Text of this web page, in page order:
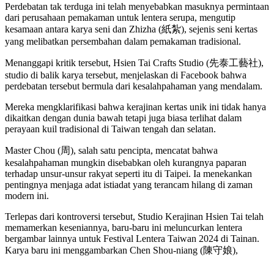
Perdebatan tak terduga ini telah menyebabkan masuknya permintaan
dari perusahaan pemakaman untuk lentera serupa, mengutip
kesamaan antara karya seni dan Zhizha (紙紮), sejenis seni kertas
yang melibatkan persembahan dalam pemakaman tradisional.
Menanggapi kritik tersebut, Hsien Tai Crafts Studio (先泰工藝社),
studio di balik karya tersebut, menjelaskan di Facebook bahwa
perdebatan tersebut bermula dari kesalahpahaman yang mendalam.
Mereka mengklarifikasi bahwa kerajinan kertas unik ini tidak hanya
dikaitkan dengan dunia bawah tetapi juga biasa terlihat dalam
perayaan kuil tradisional di Taiwan tengah dan selatan.
Master Chou (周), salah satu pencipta, mencatat bahwa
kesalahpahaman mungkin disebabkan oleh kurangnya paparan
terhadap unsur-unsur rakyat seperti itu di Taipei. Ia menekankan
pentingnya menjaga adat istiadat yang terancam hilang di zaman
modern ini.
Terlepas dari kontroversi tersebut, Studio Kerajinan Hsien Tai telah
memamerkan keseniannya, baru-baru ini meluncurkan lentera
bergambar lainnya untuk Festival Lentera Taiwan 2024 di Tainan.
Karya baru ini menggambarkan Chen Shou-niang (陳守娘),